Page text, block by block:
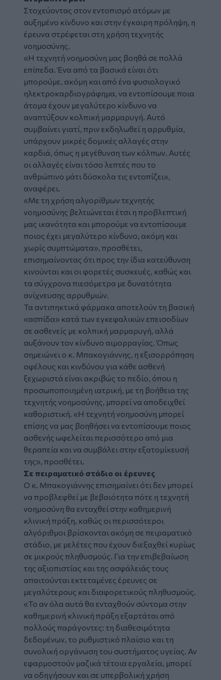
Στοχεύοντας στον εντοπισμό ατόμων με
αυξημένο κίνδυνο και στην έγκαιρη πρόληψη, η
έρευνα στρέφεται στη χρήση τεχνητής
νοημοσύνης.
«Η τεχνητή νοημοσύνη μας βοηθά σε πολλά
επίπεδα. Ένα από τα βασικά είναι ότι
μπορούμε, ακόμη και από ένα φυσιολογικό
ηλεκτροκαρδιογράφημα, να εντοπίσουμε ποια
άτομα έχουν μεγαλύτερο κίνδυνο να
αναπτύξουν κολπική μαρμαρυγή. Αυτό
συμβαίνει γιατί, πριν εκδηλωθεί η αρρυθμία,
υπάρχουν μικρές δομικές αλλαγές στην
καρδιά, όπως η μεγέθυνση των κόλπων. Αυτές
οι αλλαγές είναι τόσο λεπτές που το
ανθρώπινο μάτι δύσκολα τις εντοπίζει»,
αναφέρει.
«Με τη χρήση αλγορίθμων τεχνητής
νοημοσύνης βελτιώνεται έτσι η προβλεπτική
μας ικανότητα και μπορούμε να εντοπίσουμε
ποιος έχει μεγαλύτερο κίνδυνο, ακόμη και
χωρίς συμπτώματα», προσθέτει,
επισημαίνοντας ότι προς την ίδια κατεύθυνση
κινούνται και οι φορετές συσκευές, καθώς και
τα σύγχρονα πιεσόμετρα με δυνατότητα
ανίχνευσης αρρυθμιών.
Τα αντιπηκτικά φάρμακα αποτελούν τη βασική
«ασπίδα» κατά των εγκεφαλικών επεισοδίων
σε ασθενείς με κολπική μαρμαρυγή, αλλά
αυξάνουν τον κίνδυνο αιμορραγίας. Όπως
σημειώνει ο κ. Μπακογιάννης, η εξισορρόπηση
οφέλους και κινδύνου για κάθε ασθενή
ξεχωριστά είναι ακριβώς το πεδίο, όπου η
προσωποποιημένη ιατρική, με τη βοήθεια της
τεχνητής νοημοσύνης, μπορεί να αποδειχθεί
καθοριστική. «Η τεχνητή νοημοσύνη μπορεί
επίσης να μας βοηθήσει να εντοπίσουμε ποιος
ασθενής ωφελείται περισσότερο από μια
θεραπεία και να συμβάλει στην εξατομίκευσή
της», προσθέτει.
Σε πειραματικό στάδιο οι έρευνες
Ο κ. Μπακογιάννης επισημαίνει ότι δεν μπορεί
να προβλεφθεί με βεβαιότητα πότε η τεχνητή
νοημοσύνη θα ενταχθεί στην καθημερινή
κλινική πράξη, καθώς οι περισσότεροι
αλγόριθμοι βρίσκονται ακόμη σε πειραματικό
στάδιο, με μελέτες που έχουν διεξαχθεί κυρίως
σε μικρούς πληθυσμούς. Για την επιβεβαίωση
της αξιοπιστίας και της ασφάλειάς τους
απαιτούνται εκτεταμένες έρευνες σε
μεγαλύτερους και διαφορετικούς πληθυσμούς.
«Το αν όλα αυτά θα ενταχθούν σύντομα στην
καθημερινή κλινική πράξη εξαρτάται από
πολλούς παράγοντες: τη διαθεσιμότητα
δεδομένων, το ρυθμιστικό πλαίσιο και τη
συνολική οργάνωση του συστήματος υγείας. Αν
εφαρμοστούν μαζικά τέτοια εργαλεία, μπορεί
να οδηγήσουν και σε υπερβολική χρήση